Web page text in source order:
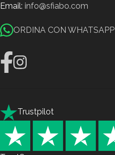
Email: info@sfiabo.com
ORDINA CON WHATSAPP
Trustpilot